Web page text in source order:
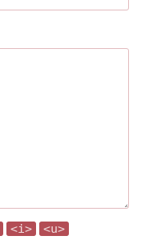
<i>
<u>